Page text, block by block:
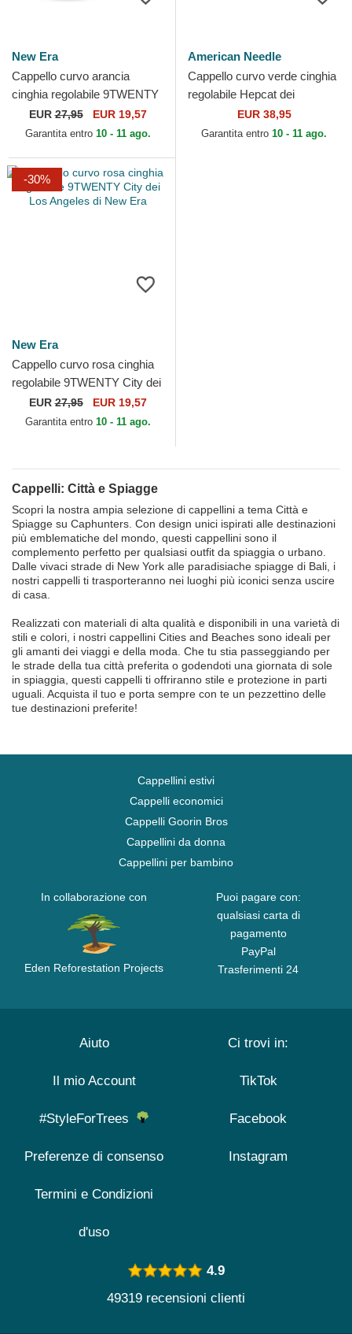
New Era
Cappello curvo arancia
cinghia regolabile 9TWENTY
City dei New York di New Era
EUR27,95 EUR 19,57
Garantita entro 10 - 11 ago.
American Needle
Cappello curvo verde cinghia
regolabile Hepcat dei
Huntington Beach di
American Needle
EUR 38,95
Garantita entro 10 - 11 ago.
-30%
New Era
Cappello curvo rosa cinghia
regolabile 9TWENTY City dei
Los Angeles di New Era
EUR27,95 EUR 19,57
Garantita entro 10 - 11 ago.
Cappelli: Città e Spiagge
Scopri la nostra ampia selezione di cappellini a tema Città e
Spiagge su Caphunters. Con design unici ispirati alle destinazioni
più emblematiche del mondo, questi cappellini sono il
complemento perfetto per qualsiasi outfit da spiaggia o urbano.
Dalle vivaci strade di New York alle paradisiache spiagge di Bali, i
nostri cappelli ti trasporteranno nei luoghi più iconici senza uscire
di casa.
Realizzati con materiali di alta qualità e disponibili in una varietà di
stili e colori, i nostri cappellini Cities and Beaches sono ideali per
gli amanti dei viaggi e della moda. Che tu stia passeggiando per
le strade della tua città preferita o godendoti una giornata di sole
in spiaggia, questi cappelli ti offriranno stile e protezione in parti
uguali. Acquista il tuo e porta sempre con te un pezzettino delle
tue destinazioni preferite!
Cappellini estivi
Cappelli economici
Cappelli Goorin Bros
Cappellini da donna
Cappellini per bambino
In collaborazione con
Eden Reforestation Projects
Puoi pagare con:
qualsiasi carta di
pagamento
PayPal
Trasferimenti 24
Aiuto
Il mio Account
#StyleForTrees
Preferenze di consenso
Termini e Condizioni
d'uso
Ci trovi in:
TikTok
Facebook
Instagram
4.9
49319 recensioni clienti